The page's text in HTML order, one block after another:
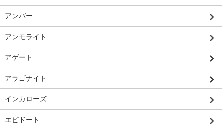
アンバー
アンモライト
アゲート
アラゴナイト
インカローズ
エピドート